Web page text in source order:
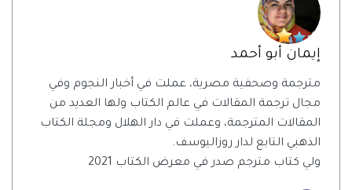
إيمان أبو أحمد
مترجمة وصحفية مصرية، عملت في أخبار النجوم وفي
مجال ترجمة المقالات في عالم الكتاب ولها العديد من
المقالات المترجمة، وعملت في دار الهلال ومجلة الكتاب
الذهبي التابع لدار روزاليوسف.
ولي كتاب مترجم صدر في معرض الكتاب 2021